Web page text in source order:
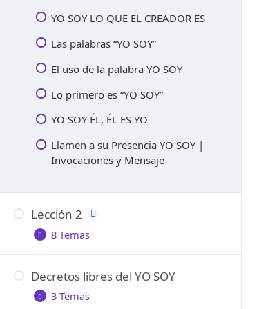
YO SOY LO QUE EL CREADOR ES
Las palabras “YO SOY”
El uso de la palabra YO SOY
Lo primero es “YO SOY”
YO SOY ÉL, ÉL ES YO
Llamen a su Presencia YO SOY |
Invocaciones y Mensaje
Lección 2
8 Temas
Decretos libres del YO SOY
3 Temas